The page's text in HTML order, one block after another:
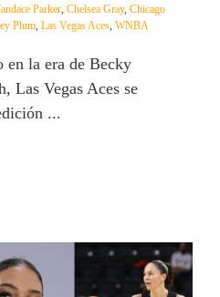
Parker Chelsea Gray, Chicago
Plum Las Vegas Aces WNBA
la era de Becky
Las Vegas Aces se
...